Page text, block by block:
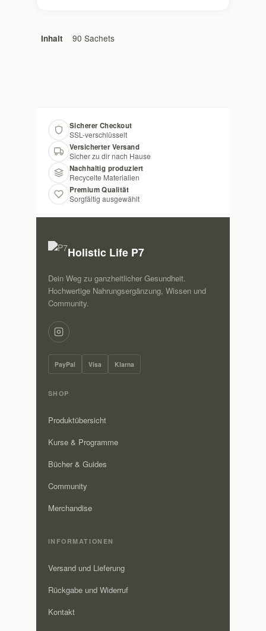
Inhalt 90 Sachets
Sicherer Checkout
SSL-verschlüsselt
Versicherter Versand
Sicher zu dir nach Hause
Nachhaltig produziert
Recycelte Materialien
Premium Qualität
Sorgfältig ausgewählt
Holistic Life P7
Dein Weg zu ganzheitlicher Gesundheit.
Hochwertige Nahrungsergänzung, Wissen und
Community.
PayPal Visa Klarna
SHOP
Produktübersicht
Kurse & Programme
Bücher & Guides
Community
Merchandise
INFORMATIONEN
Versand und Lieferung
Rückgabe und Widerruf
Kontakt